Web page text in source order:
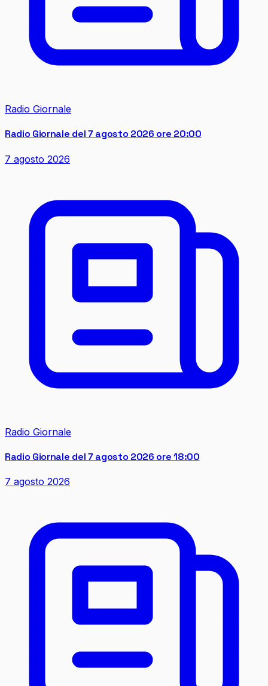
Radio Giornale
Radio Giornale del 7 agosto 2026 ore 20:00
7 agosto 2026
Radio Giornale
Radio Giornale del 7 agosto 2026 ore 18:00
7 agosto 2026